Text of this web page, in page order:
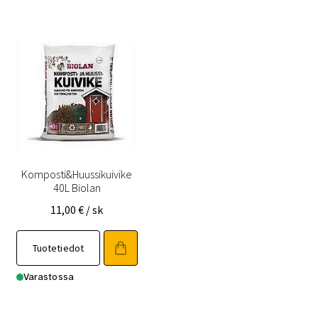
Komposti&Huussikuivike
40L Biolan
11,00€ / sk
Tuotetiedot
Varastossa